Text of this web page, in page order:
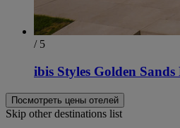
/ 5
ibis Styles Golden
Посмотреть цены отелей
Skip other destinations list